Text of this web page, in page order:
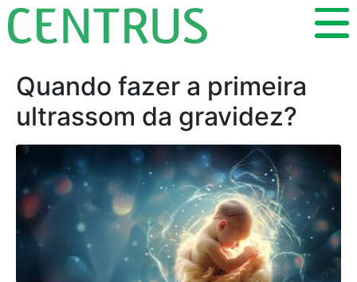
Quando fazer a primeira
ultrassom da gravidez?